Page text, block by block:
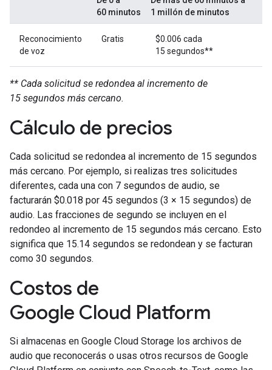
60 minutos
1 millón de minutos
Reconocimiento
de voz
Gratis
$0.006 cada
15 segundos**
** Cada solicitud se redondea al incremento de
15 segundos más cercano.
Cálculo de precios
Cada solicitud se redondea al incremento de 15 segundos
más cercano. Por ejemplo, si realizas tres solicitudes
diferentes, cada una con 7 segundos de audio, se
facturarán $0.018 por 45 segundos (3 × 15 segundos) de
audio. Las fracciones de segundo se incluyen en el
redondeo al incremento de 15 segundos más cercano. Esto
significa que 15.14 segundos se redondean y se facturan
como 30 segundos.
Costos de
Google Cloud Platform
Si almacenas en Google Cloud Storage los archivos de
audio que reconocerás o usas otros recursos de Google